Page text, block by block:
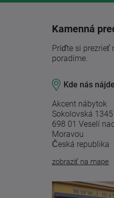
Kamenná
Príďte si prezrieť
poradíme.
Kde nás
Akcent nábytok
Sokolovská 1345
698 01 Veselí nad
Moravou
Česká republika
zobraziť na mape